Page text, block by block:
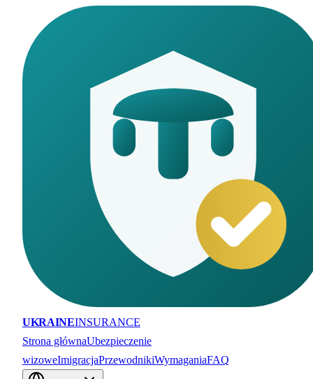
UKRAINEINSURANCE
Strona głównaUbezpieczenie
wizoweImigracjaPrzewodnikiWymaganiaFAQ